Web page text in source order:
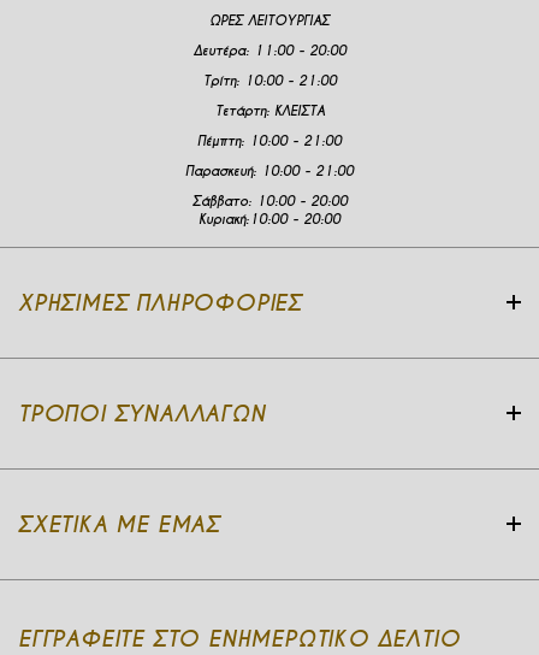
ΩΡΕΣ ΛΕΙΤΟΥΡΓΙΑΣ
Δευτέρα: 11:00 - 20:00
Τρίτη: 10:00 - 21:00
Τετάρτη: ΚΛΕΙΣΤΑ
Πέμπτη: 10:00 - 21:00
Παρασκευή: 10:00 - 21:00
Σάββατο:10:00 - 20:00
Κυριακή: 10:00 - 20:00
ΧΡΉΣΙΜΕΣ ΠΛΗΡΟΦΟΡΊΕΣ
ΤΡΌΠΟΙ ΣΥΝΑΛΛΑΓΏΝ
ΣΧΕΤΙΚΆ ΜΕ ΕΜΆΣ
ΕΓΓΡΑΦΕΙΤΕ ΣΤΟ ΕΝΗΜΕΡΩΤΙΚΟ ΔΕΛΤΙΟ